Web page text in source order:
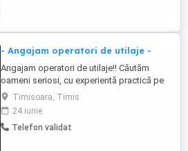
- Angajam operatori de utilaje -
Angajam operatori de utilaje!! Căutăm
oameni seriosi, cu experientă practică pe
miniexcavator si miniincarcator, pentru
angajare imediată. UTILAJE -
Miniexcavator 3 tone -Miniexcavator 2
tone -Miniincărcător (Bobcat) CERINTE -
Timisoara, Timis
24 iunie
Telefon validat